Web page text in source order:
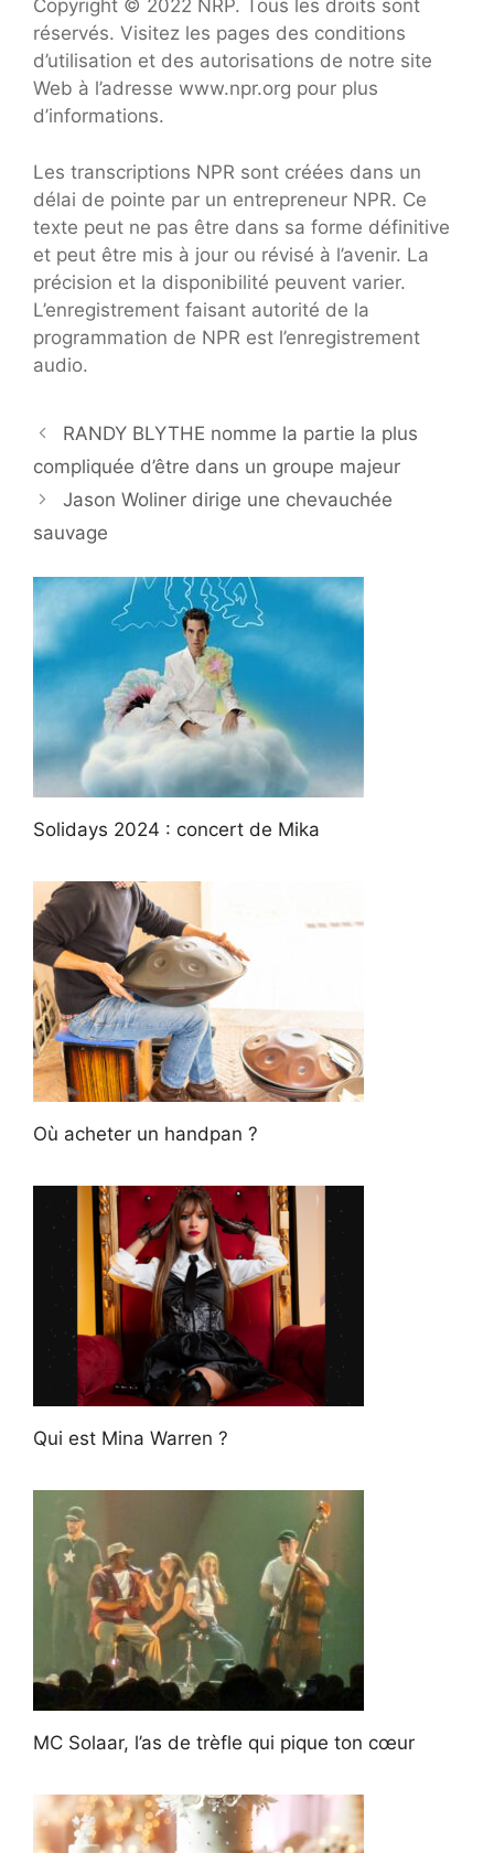
Copyright © 2022 NRP. Tous les droits sont
réservés. Visitez les pages des conditions
d’utilisation et des autorisations de notre site
Web à l’adresse www.npr.org pour plus
d’informations.
Les transcriptions NPR sont créées dans un
délai de pointe par un entrepreneur NPR. Ce
texte peut ne pas être dans sa forme définitive
et peut être mis à jour ou révisé à l’avenir. La
précision et la disponibilité peuvent varier.
L’enregistrement faisant autorité de la
programmation de NPR est l’enregistrement
audio.
RANDY BLYTHE nomme la partie la plus
compliquée d’être dans un groupe majeur
Jason Woliner dirige une chevauchée
sauvage
Solidays 2024 : concert de Mika
Où acheter un handpan ?
Qui est Mina Warren ?
MC Solaar, l’as de trèfle qui pique ton cœur